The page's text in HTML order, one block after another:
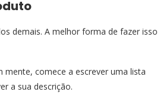
demais. A melhor forma de fazer isso
mente, comece a escrever uma lista
a sua descrição.